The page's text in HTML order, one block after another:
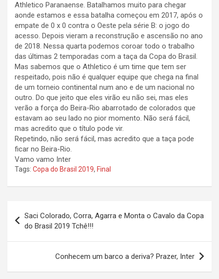
Athletico Paranaense. Batalhamos muito para chegar
aonde estamos e essa batalha começou em 2017, após o
empate de 0 x 0 contra o Oeste pela série B: o jogo do
acesso. Depois vieram a reconstrução e ascensão no ano
de 2018. Nessa quarta podemos coroar todo o trabalho
das últimas 2 temporadas com a taça da Copa do Brasil.
Mas sabemos que o Athletico é um time que tem ser
respeitado, pois não é qualquer equipe que chega na final
de um torneio continental num ano e de um nacional no
outro. Do que jeito que eles virão eu não sei, mas eles
verão a força do Beira-Rio abarrotado de colorados que
estavam ao seu lado no pior momento. Não será fácil,
mas acredito que o título pode vir.
Repetindo, não será fácil, mas acredito que a taça pode
ficar no Beira-Rio.
Vamo vamo Inter
Tags: Copa do Brasil 2019, Final
de
Post
Saci Colorado, Corra, Agarra e Monta o Cavalo da Copa
do Brasil 2019 Tchê!!!
Conhecem um barco a deriva? Prazer, Inter